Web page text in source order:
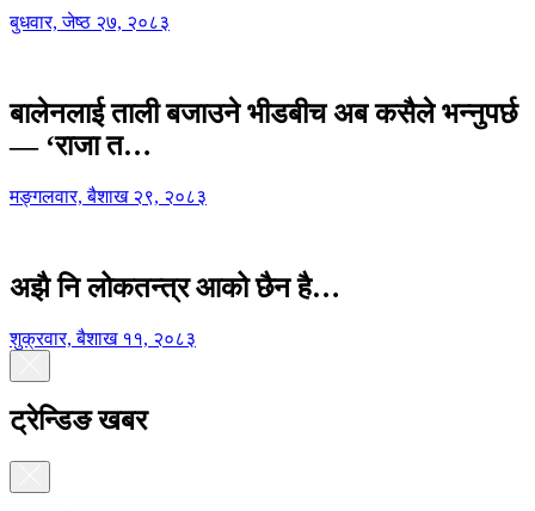
बुधवार, जेष्ठ २७, २०८३
बालेनलाई ताली बजाउने भीडबीच अब कसैले भन्नुपर्छ
— ‘राजा त…
मङ्गलवार, बैशाख २९, २०८३
अझै नि लोकतन्त्र आको छैन है…
शुक्रवार, बैशाख ११, २०८३
ट्रेन्डिङ खबर